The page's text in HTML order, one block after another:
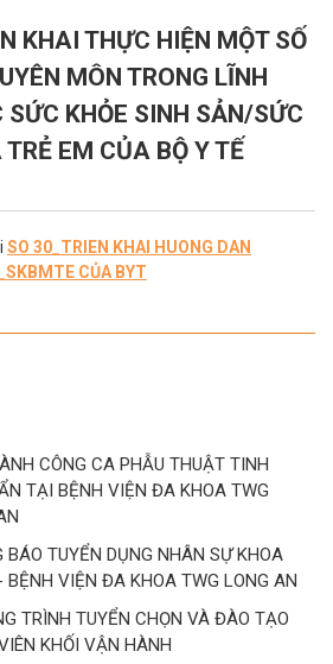
KHAI THỰC HIỆN MỘT SỐ
MÔN TRONG LĨNH
KHỎE SINH SẢN/SỨC
EM CỦA BỘ Y TẾ
SO 30_TRIEN KHAI HUONG DAN
CỦA BYT
CÔNG CA PHẪU THUẬT TINH
TẠI BỆNH VIỆN ĐA KHOA TWG
BÁO TUYỂN DỤNG NHÂN SỰ KHOA
BỆNH VIỆN ĐA KHOA TWG LONG AN
TRÌNH TUYỂN CHỌN VÀ ĐÀO TẠO
KHỐI VẬN HÀNH